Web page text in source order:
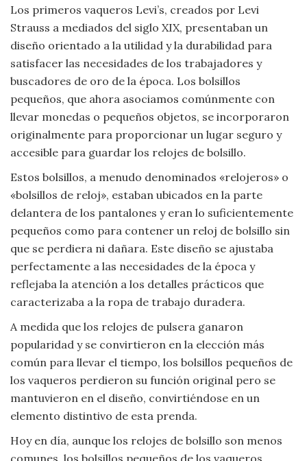
Los primeros vaqueros Levi’s, creados por Levi
Strauss a mediados del siglo XIX, presentaban un
diseño orientado a la utilidad y la durabilidad para
satisfacer las necesidades de los trabajadores y
buscadores de oro de la época. Los bolsillos
pequeños, que ahora asociamos comúnmente con
llevar monedas o pequeños objetos, se incorporaron
originalmente para proporcionar un lugar seguro y
accesible para guardar los relojes de bolsillo.
Estos bolsillos, a menudo denominados «relojeros» o
«bolsillos de reloj», estaban ubicados en la parte
delantera de los pantalones y eran lo suficientemente
pequeños como para contener un reloj de bolsillo sin
que se perdiera ni dañara. Este diseño se ajustaba
perfectamente a las necesidades de la época y
reflejaba la atención a los detalles prácticos que
caracterizaba a la ropa de trabajo duradera.
A medida que los relojes de pulsera ganaron
popularidad y se convirtieron en la elección más
común para llevar el tiempo, los bolsillos pequeños de
los vaqueros perdieron su función original pero se
mantuvieron en el diseño, convirtiéndose en un
elemento distintivo de esta prenda.
Hoy en día, aunque los relojes de bolsillo son menos
comunes, los bolsillos pequeños de los vaqueros